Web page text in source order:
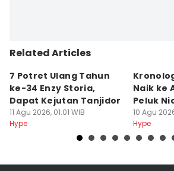
Related Articles
7 Potret Ulang Tahun
ke-34 Enzy Storia,
Dapat Kejutan Tanjidor
11 Agu 2026, 01:01 WIB
Hype
Naik ke
Peluk
10 Agu
Hype